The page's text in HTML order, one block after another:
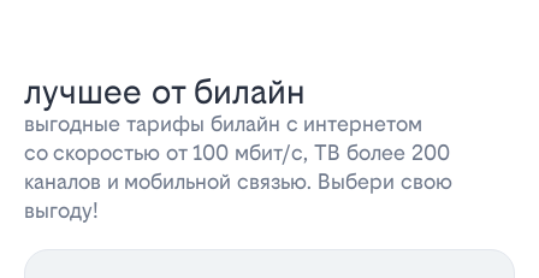
лучшее от билайн
выгодные тарифы билайн с интернетом
со скоростью от 100 мбит/с, ТВ более 200
каналов и мобильной связью. Выбери свою
выгоду!